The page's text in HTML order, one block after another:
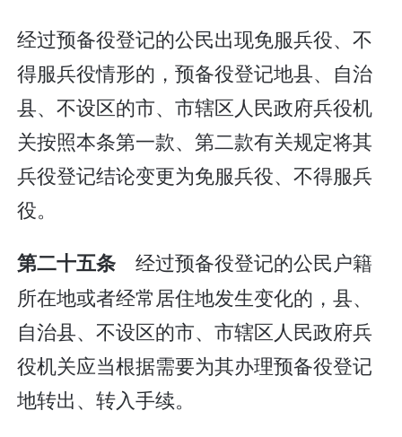
经过预备役登记的公民出现免服兵役、不
得服兵役情形的，预备役登记地县、自治
县、不设区的市、市辖区人民政府兵役机
关按照本条第一款、第二款有关规定将其
兵役登记结论变更为免服兵役、不得服兵
役。
第二十五条经过预备役登记的公民户籍
所在地或者经常居住地发生变化的，县、
自治县、不设区的市、市辖区人民政府兵
役机关应当根据需要为其办理预备役登记
地转出、转入手续。